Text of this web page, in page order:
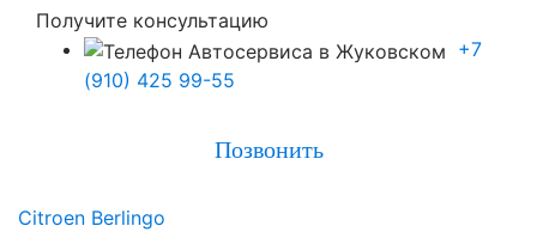
Получите консультацию
+7
(910) 425 99-55
Позвонить
Citroen Berlingo